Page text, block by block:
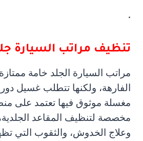
.
تنظيف مراتب السيارة
مراتب السيارة الجلد خامة
الفارهة، ولكنها تتطلب غسيل
مغسلة موثوق فيها تعتمد على
مخصصة لتنظيف المقاعد الجلدية،
وعلاج الخدوش، والثقوب التي